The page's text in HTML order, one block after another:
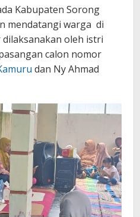
Kabupaten Sorong
mendatangi warga di
oleh istri
calon nomor
dan Ny Ahmad